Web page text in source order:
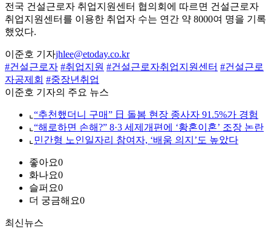
전국 건설근로자 취업지원센터 협의회에 따르면 건설근로자
취업지원센터를 이용한 취업자 수는 연간 약 8000여 명을 기록
했었다.
이준호 기자jhlee@etoday.co.kr
#건설근로자 #취업지원 #건설근로자취업지원센터 #건설근로
자공제회 #중장년취업
이준호 기자의 주요 뉴스
⌞ “추천했더니 구매” 日 돌봄 현장 종사자 91.5%가 경험
⌞ “해로하면 손해?” 8·3 세제개편에 ‘황혼이혼’ 조장 논란
⌞ 민간형 노인일자리 참여자, ‘배움 의지’도 높았다
좋아요0
화나요0
슬퍼요0
더 궁금해요0
최신뉴스